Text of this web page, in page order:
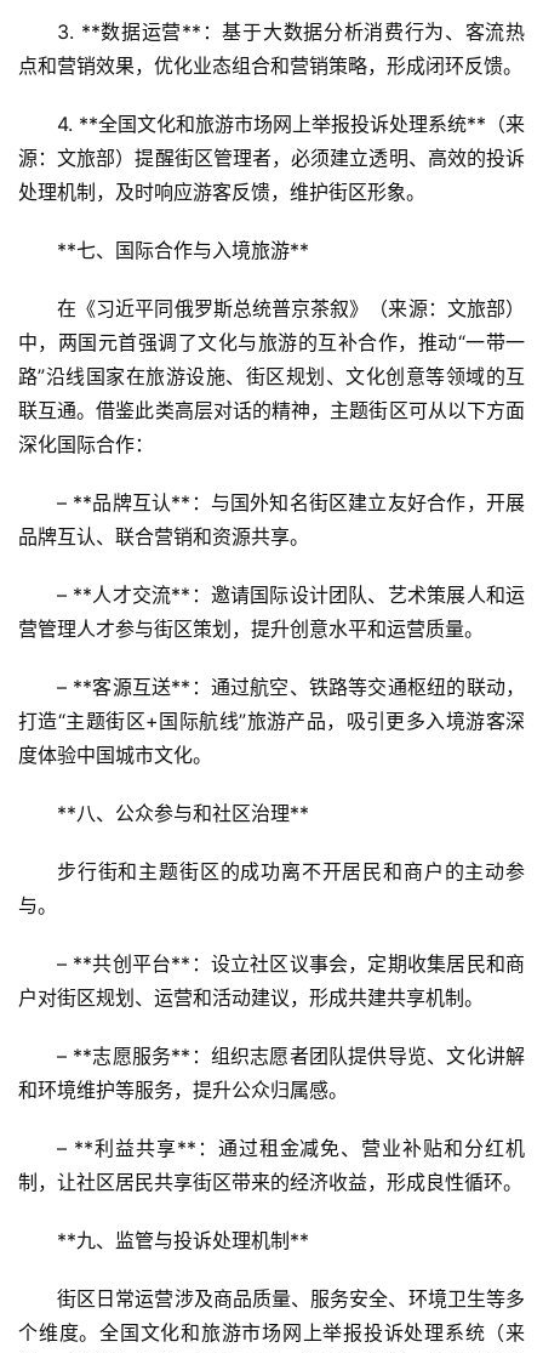
振
兴
游
A
R
+
社
3. **数据运营**：基于大数据分析消费行为、客流热
4. **全国文化和旅游市场网上举报投诉处理系统**（来
源：文旅部）提醒街区管理者，必须建立透明、高效的投诉
处理机制，及时响应游客反馈，维护街区形象。
**七、国际合作与入境旅游**
在《习近平同俄罗斯总统普京茶叙》（来源：文旅部）
中，两国元首强调了文化与旅游的互补合作，推动“一带一
路”沿线国家在旅游设施、街区规划、文化创意等领域的互
联互通。借鉴此类高层对话的精神，主题街区可从以下方面
深化国际合作：
– **品牌互认**：与国外知名街区建立友好合作，开展
品牌互认、联合营销和资源共享。
– **人才交流**：邀请国际设计团队、艺术策展人和运
营管理人才参与街区策划，提升创意水平和运营质量。
– **客源互送**：通过航空、铁路等交通枢纽的联动，
打造“主题街区+国际航线”旅游产品，吸引更多入境游客深
度体验中国城市文化。
**八、公众参与和社区治理**
步行街和主题街区的成功离不开居民和商户的主动参
与。
– **共创平台**：设立社区议事会，定期收集居民和商
户对街区规划、运营和活动建议，形成共建共享机制。
– **志愿服务**：组织志愿者团队提供导览、文化讲解
和环境维护等服务，提升公众归属感。
– **利益共享**：通过租金减免、营业补贴和分红机
制，让社区居民共享街区带来的经济收益，形成良性循环。
**九、监管与投诉处理机制**
街区日常运营涉及商品质量、服务安全、环境卫生等多
个维度。全国文化和旅游市场网上举报投诉处理系统（来